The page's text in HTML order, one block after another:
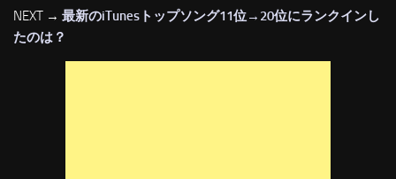
NEXT → 最新のiTunesトップソング11位→20位にランクインし
たのは？